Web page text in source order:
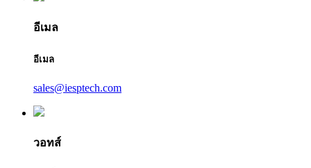
อีเมล
อีเมล
sales@iesptech.com
วอทส์